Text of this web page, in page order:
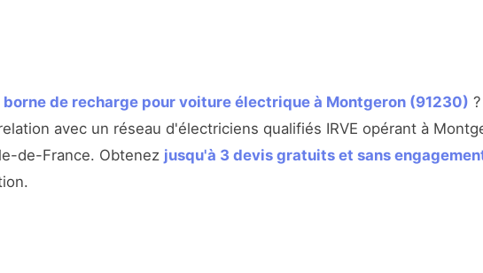
borne de recharge pour voiture électrique à Montgeron (91230)
avec un réseau d'électriciens qualifiés IRVE opérant à
de-France. Obtenez jusqu'à 3 devis gratuits et sans